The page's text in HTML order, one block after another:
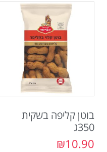
בוטן קליפה בשקית
350ג
₪10.90